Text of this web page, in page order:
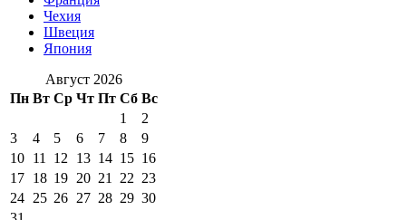
Чехия
Швеция
Япония
Август 2026
Пн Вт Ср Чт Пт Сб Вс
1
2
3
4 5 6 7 8
9
10 11 12 13 14 15 16
17 18 19 20 21 22 23
24 25 26 27 28 29 30